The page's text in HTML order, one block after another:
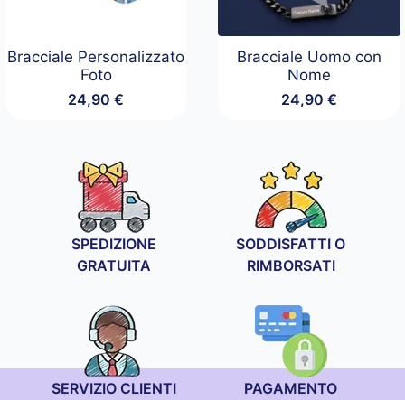
Bracciale Personalizzato
Foto
24,90€
Bracciale Uomo con
Nome
24,90 €
SPEDIZIONE
GRATUITA
SODDISFATTI O
RIMBORSATI
SERVIZIO CLIENTI
PAGAMENTO